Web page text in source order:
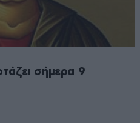
σήμερα 9